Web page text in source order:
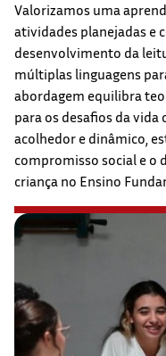
Valorizamos uma
atividades planejadas e
desenvolvimento da
múltiplas linguagens
abordagem equilibra
para os desafios da
acolhedor e dinâmico,
compromisso social e o
criança no Ensino